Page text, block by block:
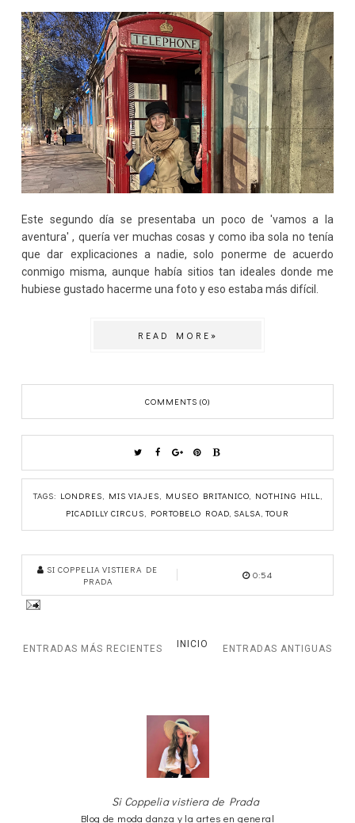
Este segundo día se presentaba un poco de 'vamos a la
aventura' , quería ver muchas cosas y como iba sola no tenía
que dar explicaciones a nadie, solo ponerme de acuerdo
conmigo misma, aunque había sitios tan ideales donde me
hubiese gustado hacerme una foto y eso estaba más difícil.
READ MORE»
COMMENTS (0)
TAGS: LONDRES MIS VIAJES MUSEO BRITANICO, NOTHING HILL
PICADILLY CIRCUS
PORTOBELO ROAD SALSA ,TOUR
SI COPPELIA VISTIERA DE
PRADA
0:54
ENTRADAS MÁS RECIENTES ENTRADAS ANTIGUAS
INICIO
Si Coppelia vistiera de Prada
Blog de moda danza y la artes en general